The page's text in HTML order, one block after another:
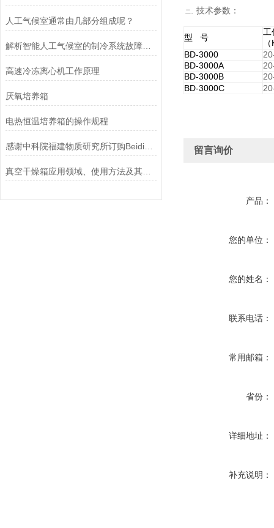
人工气候室通常由几部分组成呢？
解析智能人工气候室的制冷系统故障的快速解决办法
高速冷冻离心机工作原理
厌氧培养箱
电热恒温培养箱的操作规程
感谢中科院福建物质研究所订购Beidi系列智能超声波细胞破碎仪
真空干燥箱应用领域、使用方法及其注意事项
二、 技术参数：
型 号
工
BD-3000
BD-3000A
BD-3000B
BD-3000C
留言询价
产品：
您的单位：
您的姓名：
联系电话：
常用邮箱：
省份：
详细地址：
补充说明：